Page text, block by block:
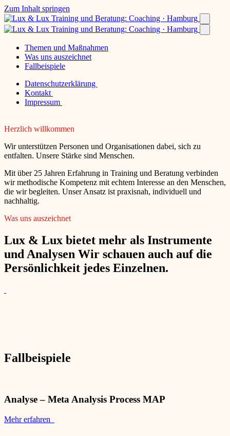
Zum Inhalt springen
Themen und Maßnahmen
Was uns auszeichnet
Fallbeispiele
Datenschutzerklärung
Kontakt
Impressum
Herzlich willkommen
Wir unterstützen Personen und Organisationen dabei, sich zu
entfalten. Unsere Stärke sind Menschen.
Mit über 25 Jahren Erfahrung in Training und Beratung verbinden
wir methodische Kompetenz mit echtem Interesse an den Menschen,
die wir begleiten. Unser Ansatz ist praxisnah, individuell und
nachhaltig.
Was uns auszeichnet
Lux & Lux bietet mehr als Instrumente
und Analysen Wir schauen auch auf die
Persönlichkeit jedes Einzelnen.
Fallbeispiele
Analyse – Meta Analysis Process MAP
Mehr erfahren